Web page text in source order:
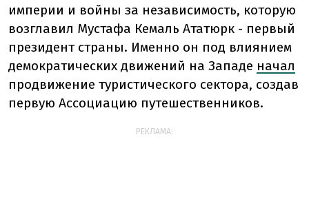
империи и войны за независимость, которую
возглавил Мустафа Кемаль Ататюрк - первый
президент страны. Именно он под влиянием
демократических движений на Западе начал
продвижение туристического сектора, создав
первую Ассоциацию путешественников.
РЕКЛАМА: